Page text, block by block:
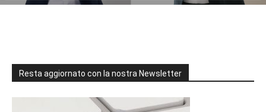
Resta aggiornato con la nostra Newsletter